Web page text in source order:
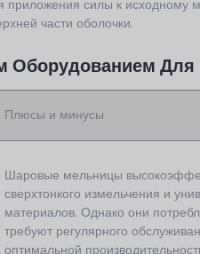
приложения силы к исходному
части оболочки.
Оборудованием Для
Плюсы и минусы
Шаровые мельницы
сверхтонкого измельчения и
материалов. Однако они
требуют регулярного
оптимальной